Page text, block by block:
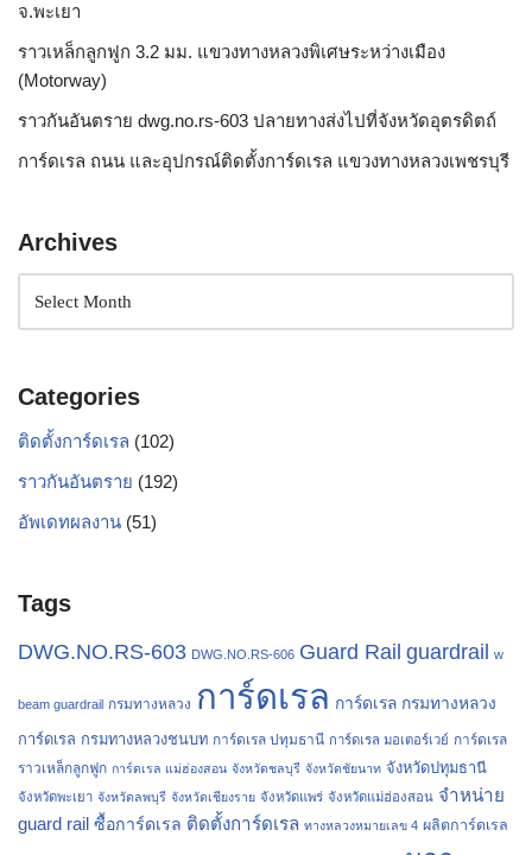
จ.พะเยา
ราวเหล็กลูกฟูก 3.2 มม. แขวงทางหลวงพิเศษระหว่างเมือง
(Motorway)
ราวกันอันตราย dwg.no.rs-603 ปลายทางส่งไปที่จังหวัดอุตรดิตถ์
การ์ดเรล ถนน และอุปกรณ์ติดตั้งการ์ดเรล แขวงทางหลวงเพชรบุรี
Archives
Categories
ติดตั้งการ์ดเรล (102)
ราวกันอันตราย (192)
อัพเดทผลงาน (51)
Tags
DWG.NO.RS-603 DWG.NO.RS-606 Guard Rail guardrail w
beam guardrail กรมทางหลวง การ์ดเรล การ์ดเรล กรมทางหลวง
การ์ดเรล กรมทางหลวงชนบท การ์ดเรล ปทุมธานี การ์ดเรล มอเตอร์เวย์ การ์ดเรล
ราวเหล็กลูกฟูก การ์ดเรล แม่ฮ่องสอน จังหวัดชลบุรี จังหวัดชัยนาท จังหวัดปทุมธานี
จังหวัดพะเยา จังหวัดลพบุรี จังหวัดเชียงราย จังหวัดแพร่ จังหวัดแม่ฮ่องสอน จำหน่าย
guard rail ซื้อการ์ดเรล ติดตั้งการ์ดเรล ทางหลวงหมายเลข 4 ผลิตการ์ดเรล